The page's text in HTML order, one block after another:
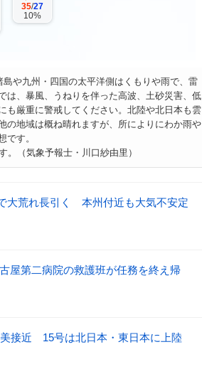
35/27
10%
や九州・四国の太平洋側はくもりや雨で、雷
は、暴風、うねりを伴った高波、土砂災害、低
も厳重に警戒してください。北陸や北日本も雲
の地域は概ね晴れますが、所によりにわか雨や
です。
（気象予報士・川口紗由里）
大荒れ長引く 本州付近も大気不安定
屋第二病院の救護班が任務を終え帰
接近 15号は北日本・東日本に上陸